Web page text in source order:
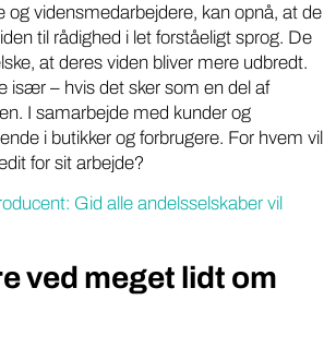
og vidensmedarbejdere, kan opnå, at de
til rådighed i let forståeligt sprog. De
at deres viden bliver mere udbredt.
især – hvis det sker som en del af
I samarbejde med kunder og
i butikker og forbrugere. For hvem vil
for sit arbejde?
Gid alle andelsselskaber vil
ved meget lidt om